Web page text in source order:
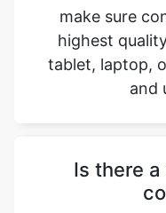
and
Is there
converter is
means you may